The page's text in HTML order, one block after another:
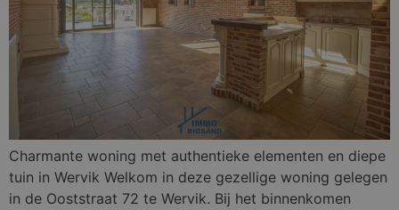
Charmante woning met authentieke elementen en diepe
tuin in Wervik Welkom in deze gezellige woning gelegen
in de Ooststraat 72 te Wervik. Bij het binnenkomen